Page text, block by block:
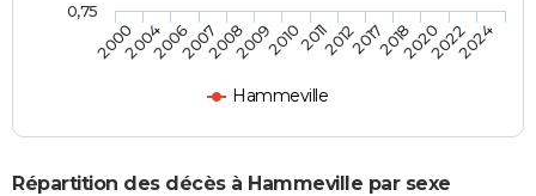
Hammeville
20002004200620072008200920102011201220172018202020222024
0,75
Répartition des décès à Hammeville par sexe